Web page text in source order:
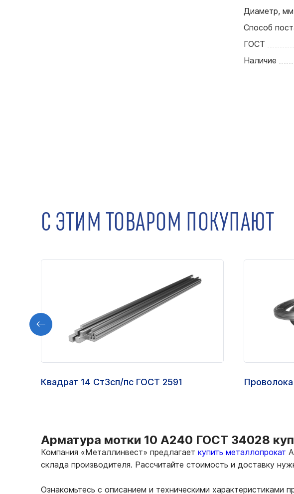
Диаметр, мм
Способ
ГОСТ
Наличие
С ЭТИМ ТОВАРОМ ПОКУПАЮТ
Квадрат 14 Ст3сп/пс ГОСТ 2591
Арматура мотки 10 А240 ГОСТ 34028
Компания «Металлинвест» предлагает купить металлопрокат
склада производителя. Рассчитайте стоимость и доставку
Ознакомьтесь с описанием и техническими